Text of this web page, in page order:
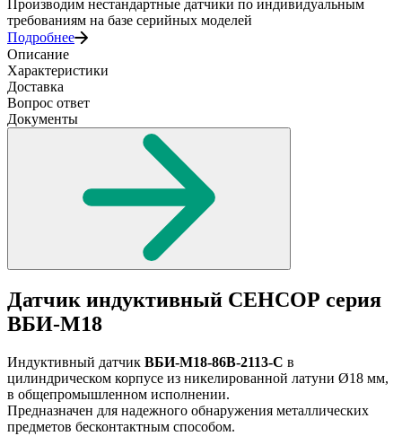
Производим нестандартные датчики по индивидуальным
требованиям на базе серийных моделей
Подробнее
Описание
Характеристики
Доставка
Вопрос ответ
Документы
Датчик индуктивный СЕНСОР серия
ВБИ-М18
Индуктивный датчик ВБИ-М18-86В-2113-С в
цилиндрическом корпусе из никелированной латуни Ø18 мм,
в общепромышленном исполнении.
Предназначен для надежного обнаружения металлических
предметов бесконтактным способом.